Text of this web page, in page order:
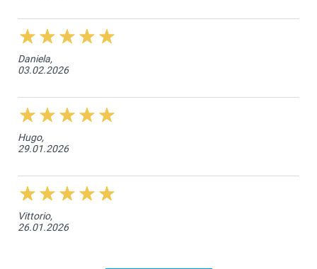
Daniela,
03.02.2026
Hugo,
29.01.2026
Vittorio,
26.01.2026